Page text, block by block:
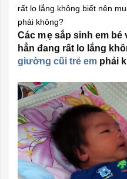
rất lo lắng không biết nên
phải không?
Các mẹ sắp sinh em bé
hẳn đang rất lo lắng
giường cũi trẻ em phải